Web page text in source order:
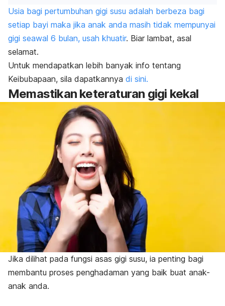
Usia bagi pertumbuhan gigi susu adalah berbeza bagi
setiap bayi maka jika anak anda masih tidak mempunyai
gigi seawal 6 bulan, usah khuatir. Biar lambat, asal
selamat.
Untuk mendapatkan lebih banyak info tentang
Keibubapaan, sila dapatkannya di sini.
Memastikan keteraturan gigi kekal
Jika dilihat pada fungsi asas gigi susu, ia penting bagi
membantu proses penghadaman yang baik buat anak-
anak anda.